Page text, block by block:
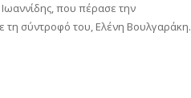
που πέρασε την
τη σύντροφό του, Ελένη Βουλγαράκη.